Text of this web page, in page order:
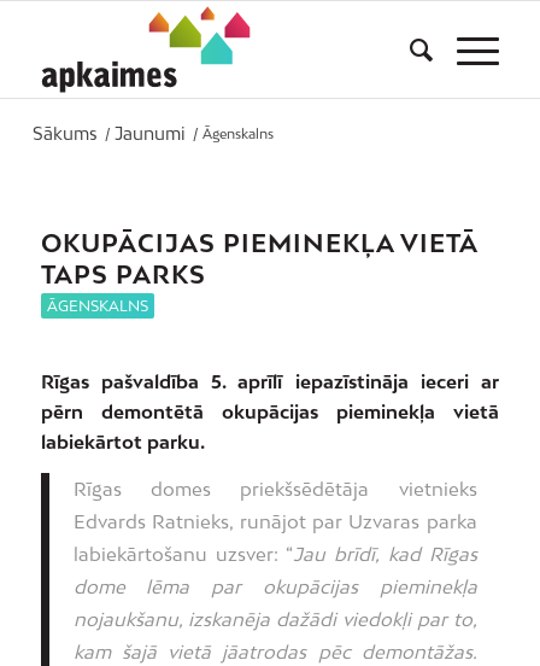
Sākums / Jaunumi / Āgenskalns
OKUPĀCIJAS PIEMINEKĻA VIETĀ
TAPS PARKS
ĀGENSKALNS
Rīgas pašvaldība 5. aprīlī iepazīstināja ieceri ar
pērn demontētā okupācijas pieminekļa vietā
labiekārtot parku.
Rīgas domes priekšsēdētāja vietnieks
Edvards Ratnieks, runājot par Uzvaras parka
labiekārtošanu uzsver: “ Jau brīdī, kad Rīgas
dome lēma par okupācijas pieminekļa
nojaukšanu, izskanēja dažādi viedokļi par to,
kam šajā vietā jāatrodas pēc demontāžas.